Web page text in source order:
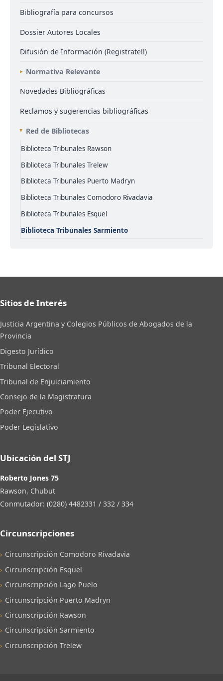
Bibliografía para concursos
Dossier Autores Locales
Difusión de Información (Registrate!!)
Normativa Relevante
Novedades Bibliográficas
Reclamos y sugerencias bibliográficas
Red de Bibliotecas
Biblioteca Tribunales Rawson
Biblioteca Tribunales Trelew
Biblioteca Tribunales Puerto Madryn
Biblioteca Tribunales Comodoro Rivadavia
Biblioteca Tribunales Esquel
Biblioteca Tribunales Sarmiento
Sitios de Interés
Justicia Argentina y Colegios Públicos de Abogados de la
Provincia
Digesto Jurídico
Tribunal Electoral
Tribunal de Enjuiciamiento
Consejo de la Magistratura
Poder Ejecutivo
Poder Legislativo
Ubicación del STJ
Roberto Jones 75
Rawson, Chubut
Conmutador: (0280) 4482331 / 332 / 334
Circunscripciones
Circunscripción Comodoro Rivadavia
Circunscripción Esquel
Circunscripción Lago Puelo
Circunscripción Puerto Madryn
Circunscripción Rawson
Circunscripción Sarmiento
Circunscripción Trelew